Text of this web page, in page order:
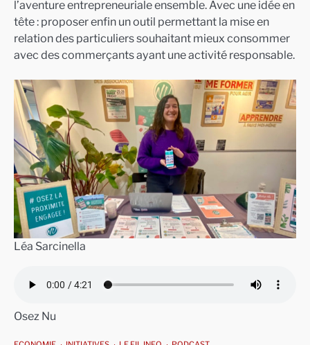
l’aventure entrepreneuriale ensemble. Avec une idée en
tête : proposer enfin un outil permettant la mise en
relation des particuliers souhaitant mieux consommer
avec des commerçants ayant une activité responsable.
Léa Sarcinella
Osez Nu